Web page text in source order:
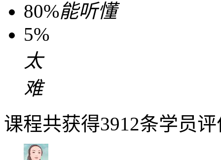
80%能听懂
5%
太
难
课程共获得3912条学员